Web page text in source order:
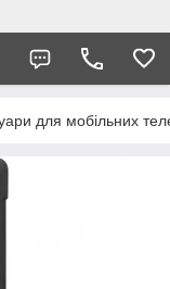
для мобільних